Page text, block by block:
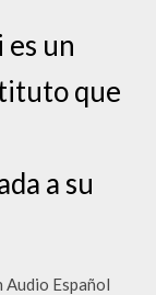
es un
que
a su
Audio Español